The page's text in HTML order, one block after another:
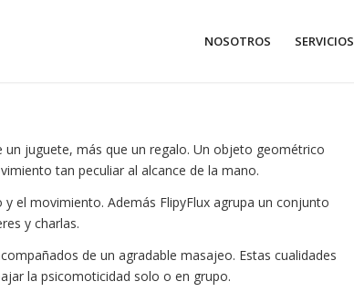
NOSOTROS SERVICIOS
un juguete, más que un regalo. Un objeto geométrico
tan peculiar al alcance de la mano.
el movimiento. Además FlipyFlux agrupa un conjunto
y charlas.
de un agradable masajeo. Estas cualidades
la psicomoticidad solo o en grupo.